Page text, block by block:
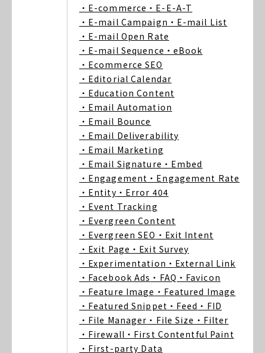
・E-commerce ・E-E-A-T
・E-mail Campaign ・E-mail List
・E-mail Open Rate
・E-mail Sequence ・eBook
・Ecommerce SEO
・Editorial Calendar
・Education Content
・Email Automation
・Email Bounce
・Email Deliverability
・Email Marketing
・Email Signature ・Embed
・Engagement ・Engagement Rate
・Entity ・Error 404
・Event Tracking
・Evergreen Content
・Evergreen SEO ・Exit Intent
・Exit Page ・Exit Survey
・Experimentation ・External Link
・Facebook Ads ・FAQ ・Favicon
・Feature Image ・Featured Image
・Featured Snippet ・Feed ・FID
・File Manager ・File Size ・Filter
・Firewall ・First Contentful Paint
・First-party Data